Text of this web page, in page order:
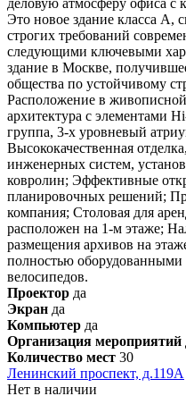
деловую атмосферу офиса с
Это новое здание класса А,
строгих требований
следующими ключевыми
здание в Москве,
общества по устойчивому
Расположение в
архитектура с элементами
группа, 3-х уровневый
Высококачественная
инженерных систем,
ковролин; Эффективные
планировочных решений;
компания; Столовая для
расположен на 1-м этаже;
размещения архивов на
полностью оборудованными
велосипедов.
Проектор да
Экран да
Компьютер да
Организация мероприятий
Количество мест 30
Ленинский проспект, д.119А
Нет в наличии